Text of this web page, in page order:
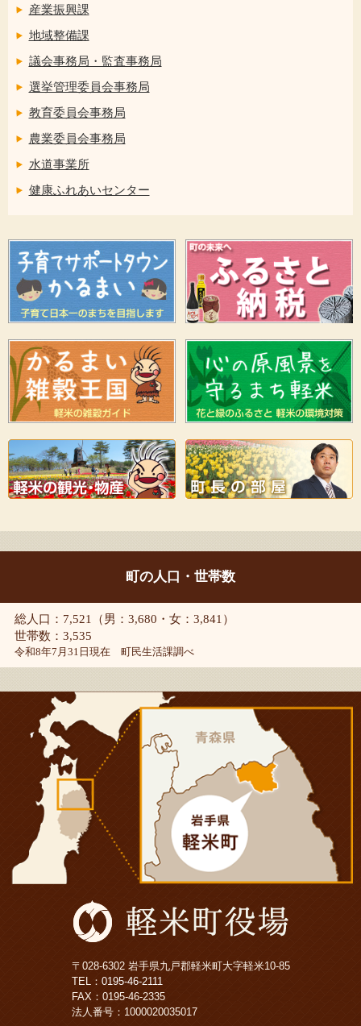
産業振興課
地域整備課
議会事務局・監査事務局
選挙管理委員会事務局
教育委員会事務局
農業委員会事務局
水道事業所
健康ふれあいセンター
町の人口・世帯数
総人口：7,521（男：3,680・女：3,841）
世帯数：3,535
令和8年7月31日現在 町民生活課調べ
〒028-6302 岩手県九戸郡軽米町大字軽米10-85
TEL： 0195-46-2111
FAX：0195-46-2335
法人番号：1000020035017